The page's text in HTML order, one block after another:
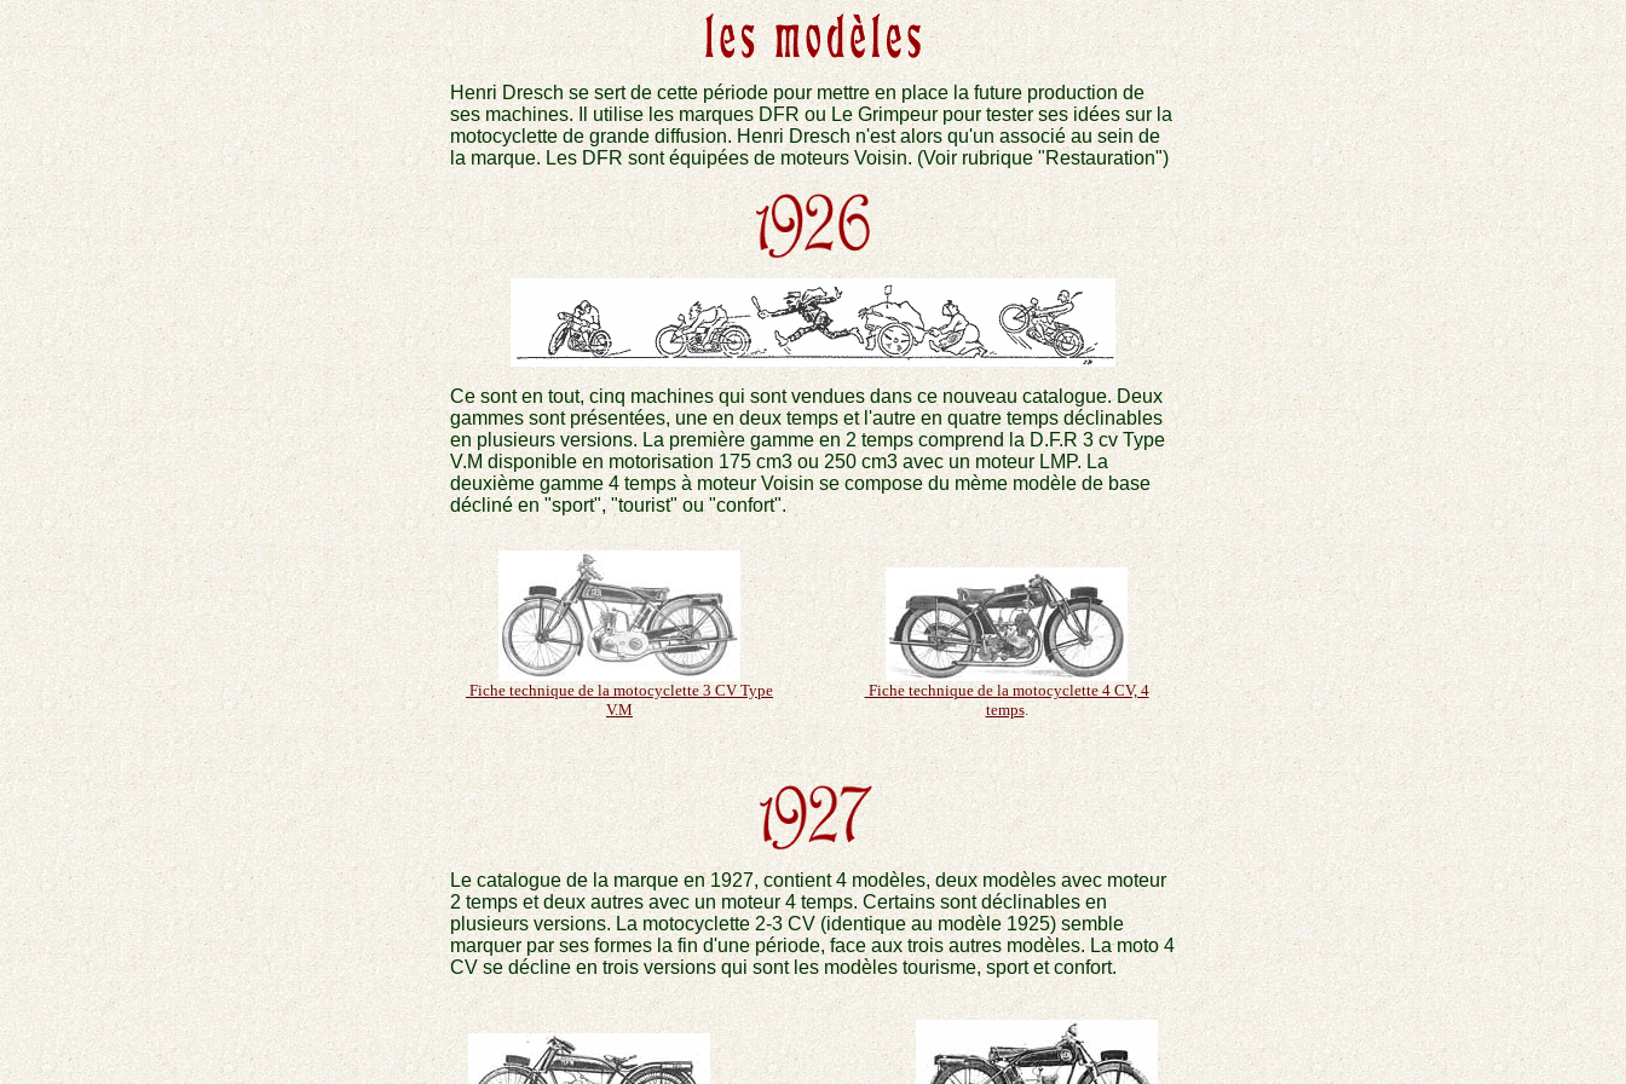
Henri Dresch se sert de cette période pour mettre en place la future production de
ses machines. Il utilise les marques DFR ou Le Grimpeur pour tester ses idées sur la
motocyclette de grande diffusion. Henri Dresch n'est alors qu'un associé au sein de
la marque. Les DFR sont équipées de moteurs Voisin. (Voir rubrique "Restauration")
Ce sont en tout, cinq machines qui sont vendues dans ce nouveau catalogue. Deux
gammes sont présentées, une en deux temps et l'autre en quatre temps déclinables
en plusieurs versions. La première gamme en 2 temps comprend la D.F.R 3 cv Type
V.M disponible en motorisation 175 cm3 ou 250 cm3 avec un moteur LMP. La
deuxième gamme 4 temps à moteur Voisin se compose du mème modèle de base
décliné en "sport", "tourist" ou "confort".
Fiche technique de la motocyclette 3 CV Type
V.M
Fiche technique de la motocyclette 4 CV, 4
temps.
Le catalogue de la marque en 1927, contient 4 modèles, deux modèles avec moteur
2 temps et deux autres avec un moteur 4 temps. Certains sont déclinables en
plusieurs versions. La motocyclette 2-3 CV (identique au modèle 1925) semble
marquer par ses formes la fin d'une période, face aux trois autres modèles. La moto 4
CV se décline en trois versions qui sont les modèles tourisme, sport et confort.